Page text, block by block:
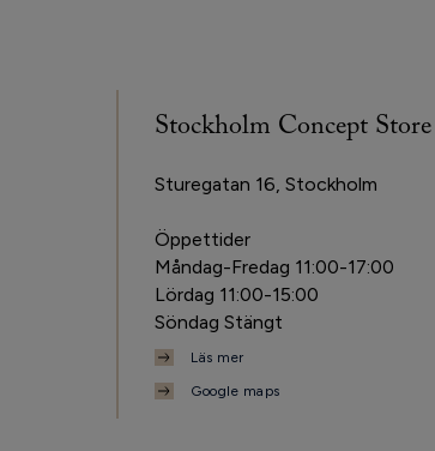
Stockholm Concept Store
Sturegatan 16, Stockholm
Öppettider
Måndag-Fredag 11:00-17:00
Lördag 11:00-15:00
Söndag Stängt
Läs mer
Google maps